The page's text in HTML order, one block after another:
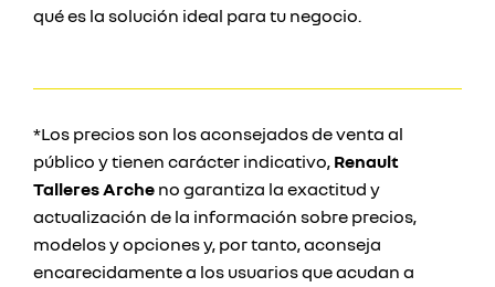
qué es la solución ideal para tu negocio.
*Los precios son los aconsejados de venta al
público y tienen carácter indicativo, Renault
Talleres Arche no garantiza la exactitud y
actualización de la información sobre precios,
modelos y opciones y, por tanto, aconseja
encarecidamente a los usuarios que acudan a